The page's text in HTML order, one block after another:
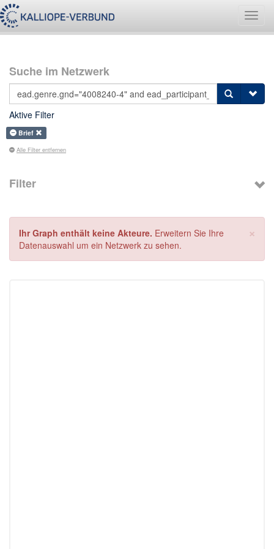
Suche im Netzwerk
Aktive Filter
Brief
Alle Filter entfernen
Filter
×
Ihr Graph enthält keine Akteure. Erweitern Sie Ihre
Datenauswahl um ein Netzwerk zu sehen.